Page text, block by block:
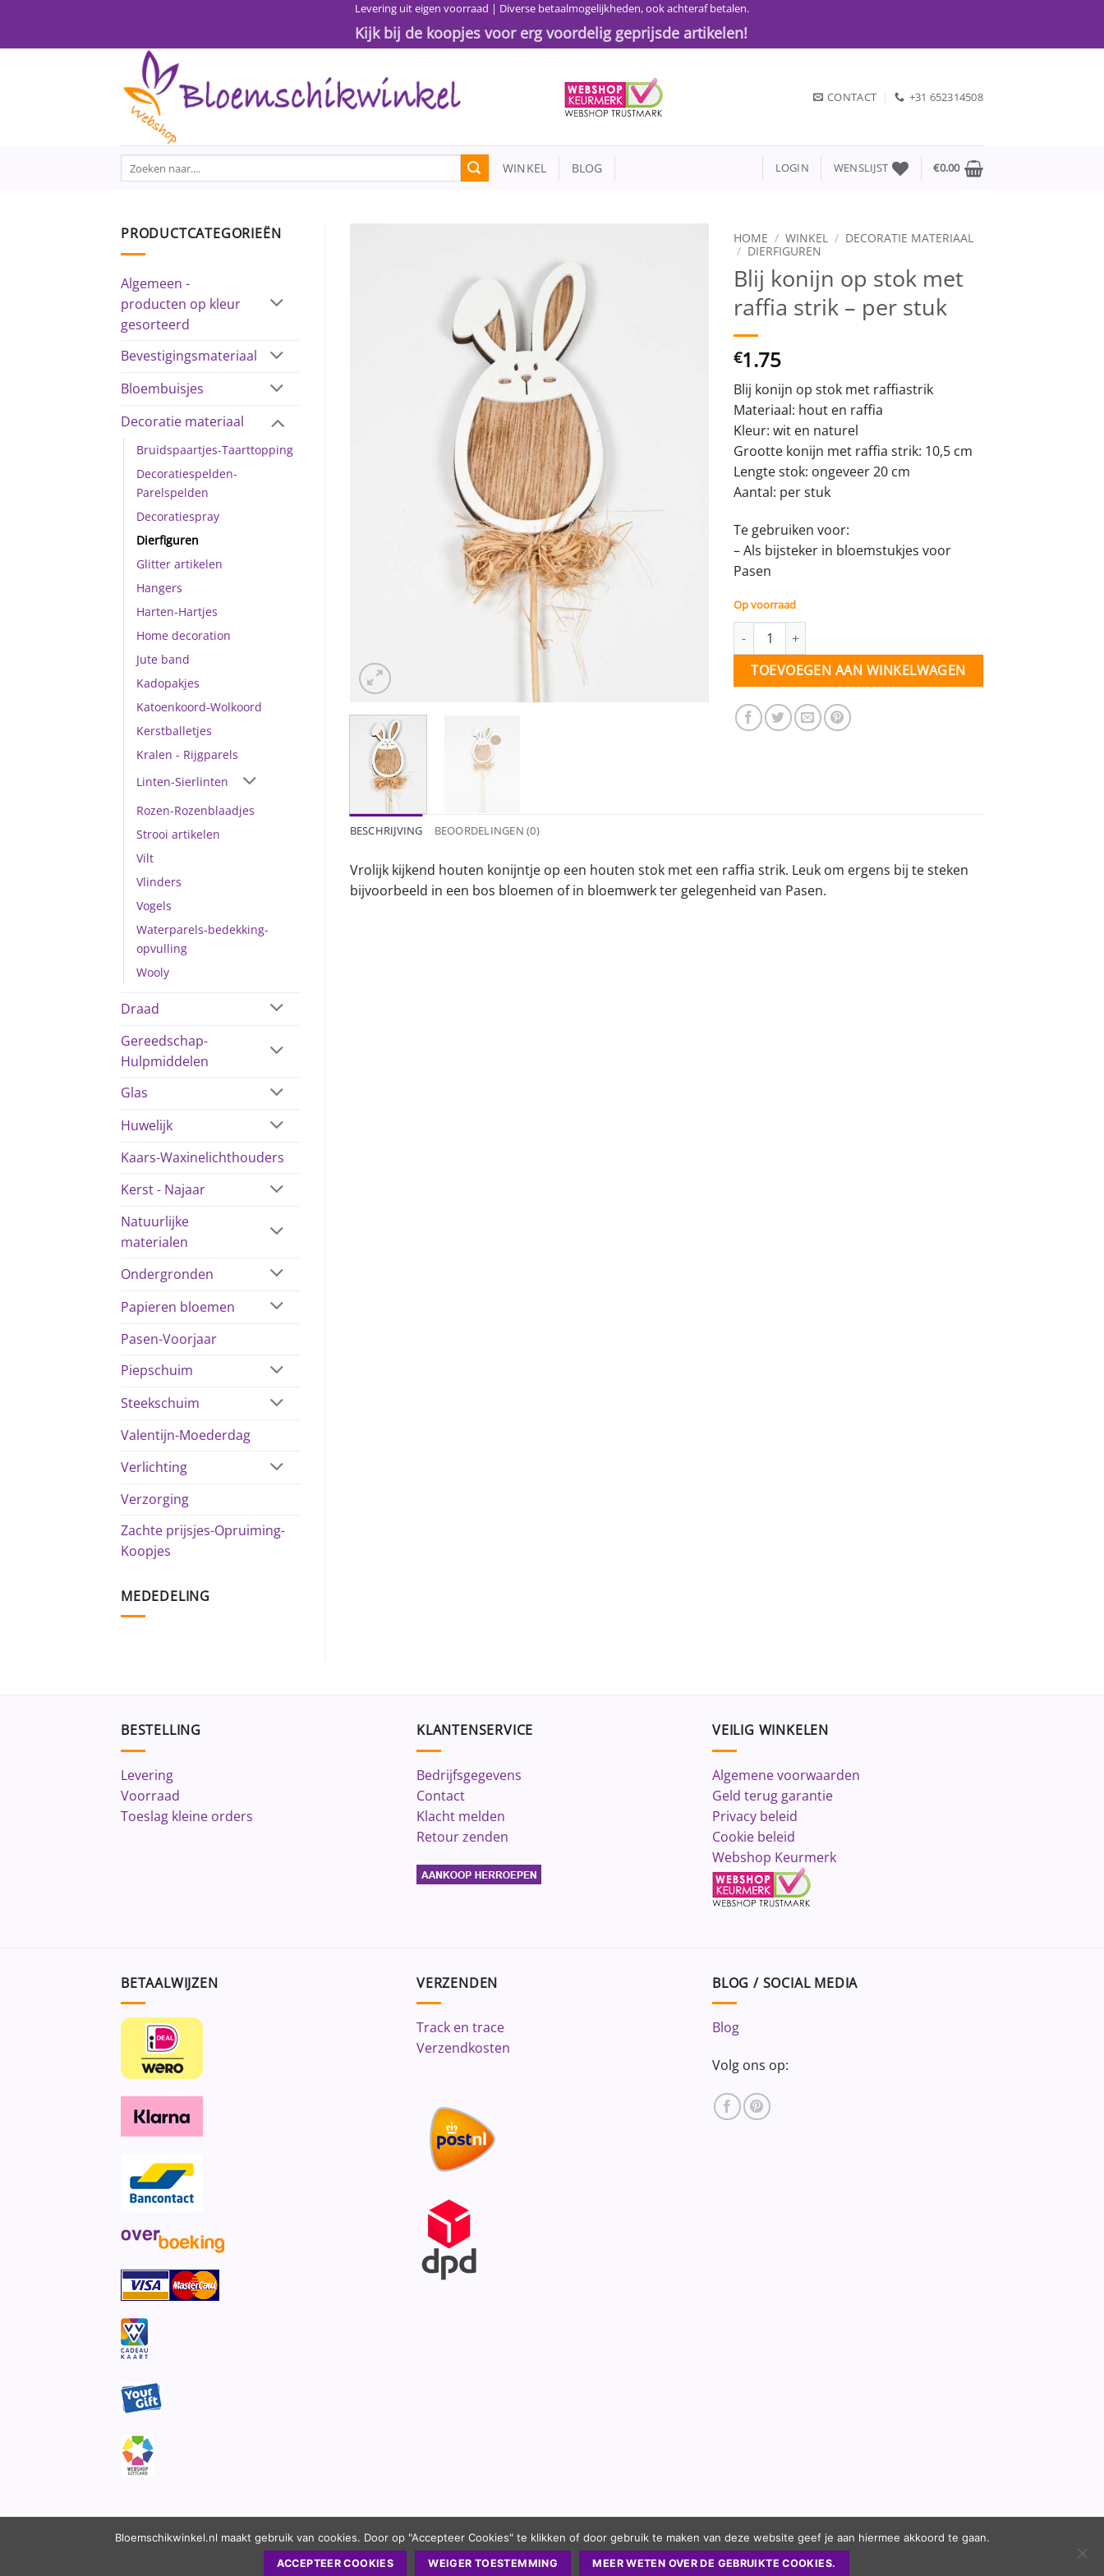
inhoud
Levering uit eigen voorraad | Diverse betaalmogelijkheden, ook achteraf betalen.
Kijk bij de koopjes voor erg voordelig geprijsde artikelen!
CONTACT +31 652314508
Zoeken
naar:
WINKEL BLOG LOGIN WENSLIJST €0.00
PRODUCTCATEGORIEËN
Algemeen -
producten op kleur
gesorteerd
Bevestigingsmateriaal
Bloembuisjes
Decoratie materiaal
Bruidspaartjes-Taarttopping
Decoratiespelden-
Parelspelden
Decoratiespray
Dierfiguren
Glitter artikelen
Hangers
Harten-Hartjes
Home decoration
Jute band
Kadopakjes
Katoenkoord-Wolkoord
Kerstballetjes
Kralen - Rijgparels
Linten-Sierlinten
Rozen-Rozenblaadjes
Strooi artikelen
Vilt
Vlinders
Vogels
Waterparels-bedekking-
opvulling
Wooly
Draad
Gereedschap-
Hulpmiddelen
Glas
Huwelijk
Kaars-Waxinelichthouders
Kerst - Najaar
Natuurlijke
materialen
Ondergronden
Papieren bloemen
Pasen-Voorjaar
Piepschuim
Steekschuim
Valentijn-Moederdag
Verlichting
Verzorging
Zachte prijsjes-Opruiming-
Koopjes
MEDEDELING
HOME / WINKEL / DECORATIE MATERIAAL
/ DIERFIGUREN
Blij konijn op stok met
raffia strik – per stuk
€1.75
Blij konijn op stok met raffiastrik
Materiaal: hout en raffia
Kleur: wit en naturel
Grootte konijn met raffia strik: 10,5 cm
Lengte stok: ongeveer 20 cm
Aantal: per stuk
Te gebruiken voor:
– Als bijsteker in bloemstukjes voor
Pasen
Op voorraad
Blij konijn op stok met raffia strik - per stuk aantal
TOEVOEGEN AAN WINKELWAGEN
BESCHRIJVING BEOORDELINGEN (0)
Vrolijk kijkend houten konijntje op een houten stok met een raffia strik. Leuk om ergens bij te steken
bijvoorbeeld in een bos bloemen of in bloemwerk ter gelegenheid van Pasen.
BESTELLING
Levering
Voorraad
Toeslag kleine orders
KLANTENSERVICE
Bedrijfsgegevens
Contact
Klacht melden
Retour zenden
VEILIG WINKELEN
Algemene voorwaarden
Geld terug garantie
Privacy beleid
Cookie beleid
Webshop Keurmerk
BETAALWIJZEN VERZENDEN
Track en trace
Verzendkosten
BLOG / SOCIAL MEDIA
Blog
Volg ons op:
Bloemschikwinkel
Bloemschikwinkel.nl maakt gebruik van cookies. Door op "Accepteer Cookies" te klikken of door gebruik te maken van deze website geef je aan hiermee akkoord te gaan.
ACCEPTEER COOKIES WEIGER TOESTEMMING MEER WETEN OVER DE GEBRUIKTE COOKIES.